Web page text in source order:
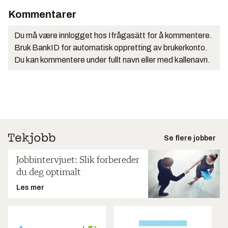
Kommentarer
Du må være innlogget hos Ifrågasätt for å kommentere.
Bruk BankID for automatisk oppretting av brukerkonto.
Du kan kommentere under fullt navn eller med kallenavn.
Se flere jobber
Jobbintervjuet: Slik forbereder
du deg optimalt
Les mer